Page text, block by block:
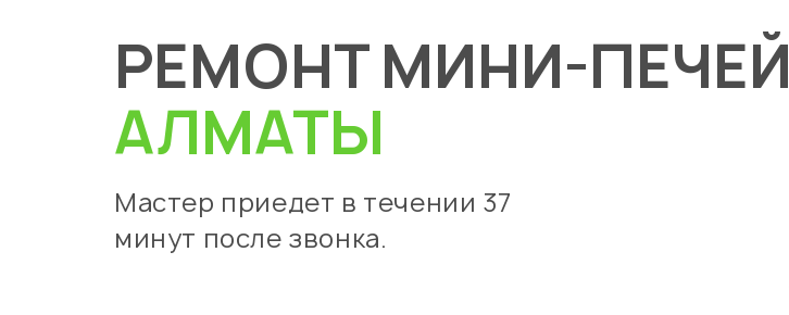
РЕМОНТ МИНИ-ПЕЧЕЙ
АЛМАТЫ
Мастер приедет в течении 37
минут после звонка.